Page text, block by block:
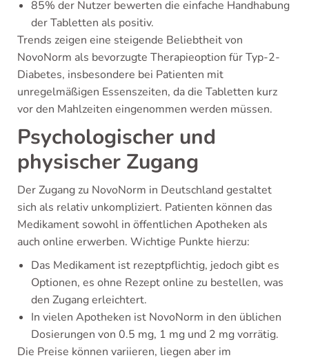
85% der Nutzer bewerten die einfache Handhabung
der Tabletten als positiv.
Trends zeigen eine steigende Beliebtheit von
NovoNorm als bevorzugte Therapieoption für Typ-2-
Diabetes, insbesondere bei Patienten mit
unregelmäßigen Essenszeiten, da die Tabletten kurz
vor den Mahlzeiten eingenommen werden müssen.
Psychologischer und
physischer Zugang
Der Zugang zu NovoNorm in Deutschland gestaltet
sich als relativ unkompliziert. Patienten können das
Medikament sowohl in öffentlichen Apotheken als
auch online erwerben. Wichtige Punkte hierzu:
Das Medikament ist rezeptpflichtig, jedoch gibt es
Optionen, es ohne Rezept online zu bestellen, was
den Zugang erleichtert.
In vielen Apotheken ist NovoNorm in den üblichen
Dosierungen von 0.5 mg, 1 mg und 2 mg vorrätig.
Die Preise können variieren, liegen aber im